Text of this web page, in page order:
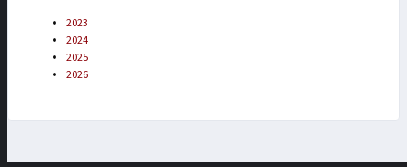
2023
2024
2025
2026